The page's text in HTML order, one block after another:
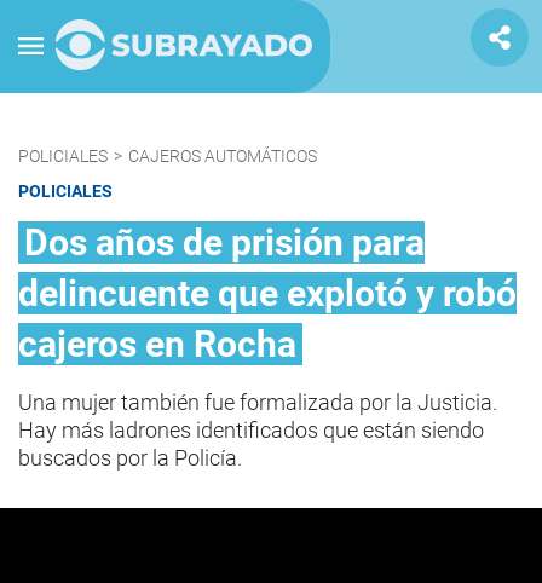
POLICIALES > CAJEROS AUTOMÁTICOS
POLICIALES
Dos años de prisión para
delincuente que explotó y robó
cajeros en Rocha
Una mujer también fue formalizada por la Justicia.
Hay más ladrones identificados que están siendo
buscados por la Policía.